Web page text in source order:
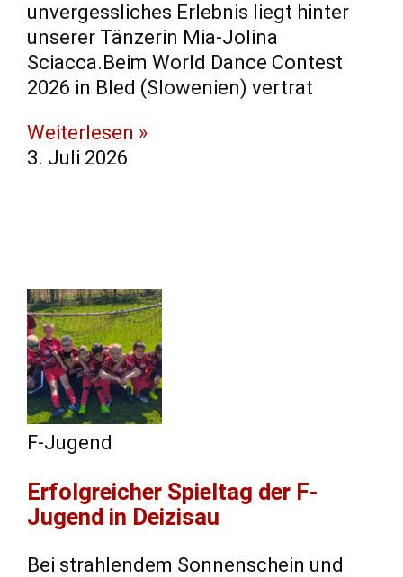
unvergessliches Erlebnis liegt hinter
unserer Tänzerin Mia-Jolina
Sciacca.Beim World Dance Contest
2026 in Bled (Slowenien) vertrat
Weiterlesen »
3. Juli 2026
F-Jugend
​Erfolgreicher Spieltag der F-
Jugend in Deizisau
​Bei strahlendem Sonnenschein und